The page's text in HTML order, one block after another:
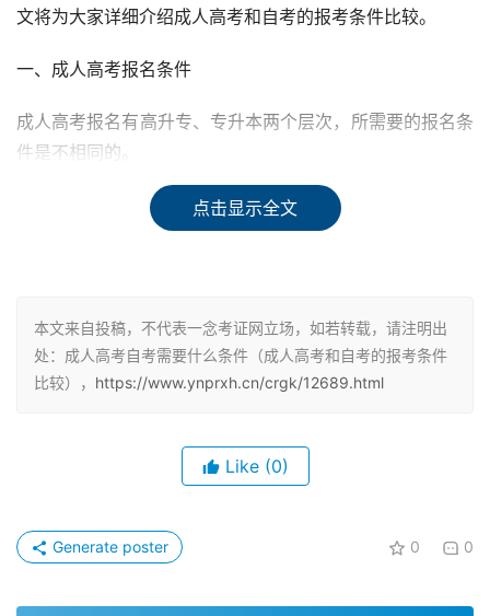
文将为大家详细介绍成人高考和自考的报考条件比较。
一、成人高考报名条件
成人高考报名有高升专、专升本两个层次，所需要的报名条
件是不相同的。
报考高中起点升本科或高中起点升专科的考生应具有高中文
化程度。
民共和国宪法和法律。
点击显示全文
本文来自投稿，不代表一念考证网立场，如若转载，请注明出
处：成人高考自考需要什么条件（成人高考和自考的报考条件
比较）， https://www.ynprxh.cn/crgk/12689.html
Like (0)
0 0
Generate poster